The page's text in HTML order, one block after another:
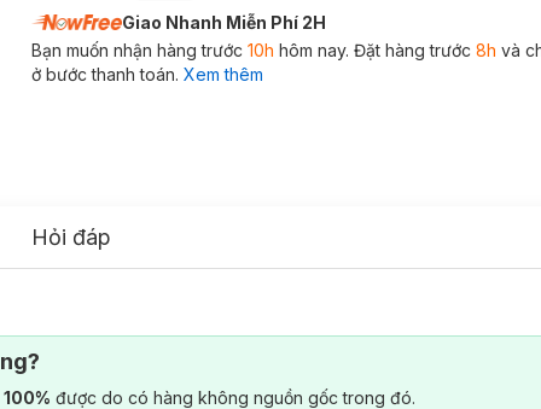
Giao Nhanh Miễn Phí 2H
Bạn muốn nhận hàng trước 10h hôm nay. Đặt hàng trước 8h và
ở bước thanh toán. Xem thêm
Hỏi đáp
được do có hàng không nguồn gốc trong đó.